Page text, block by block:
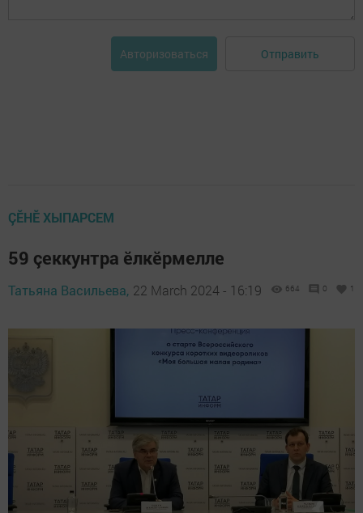
Авторизоваться Отправить
ÇӖНӖ ХЫПАРСЕМ
59 çеккунтра ӗлкӗрмелле
Татьяна Васильева, 22 March 2024 - 16:19 664 0 1